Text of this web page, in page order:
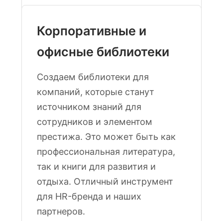
Корпоративные и
офисные библиотеки
Создаем библиотеки для
компаний, которые станут
источником знаний для
сотрудников и элементом
престижа. Это может быть как
профессиональная литература,
так и книги для развития и
отдыха. Отличный инструмент
для HR-бренда и наших
партнеров.